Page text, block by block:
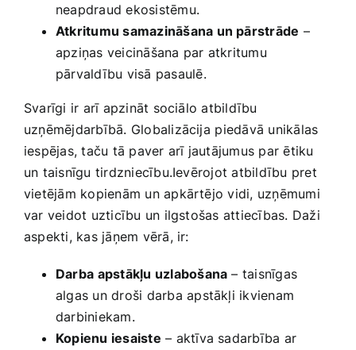
neapdraud ekosistēmu.
Atkritumu samazināšana un pārstrāde –⁣
apziņas veicināšana par atkritumu
pārvaldību visā pasaulē.
Svarīgi ir arī apzināt sociālo atbildību
uzņēmējdarbībā. ‌Globalizācija ⁢piedāvā unikālas
iespējas, taču tā paver‍ arī jautājumus par ētiku
un taisnīgu tirdzniecību.Ievērojot atbildību pret
vietējām kopienām un apkārtējo vidi, uzņēmumi
‌var veidot uzticību un ilgstošas attiecības. Daži
aspekti, kas jāņem vērā, ‍ir:
Darba ⁢apstākļu uzlabošana – taisnīgas
algas un droši darba ​apstākļi ikvienam​
darbiniekam.
Kopienu iesaiste – aktīva sadarbība ar ​